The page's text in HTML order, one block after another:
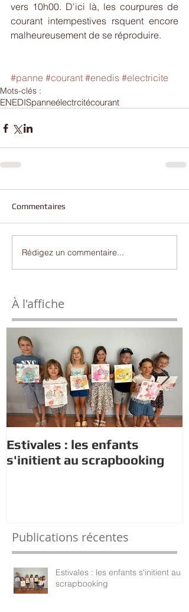
vers 10h00. D'ici là, les courpures de
courant intempestives rsquent encore
malheureusement de se réproduire.
#panne #courant #enedis #electricite
Mots-clés :
ENEDISpanneélectrcitécourant
Commentaires
Rédigez un commentaire...
À l'affiche
Estivales : les enfants
s'initient au scrapbooking
Publications récentes
Estivales : les enfants s'initient au
scrapbooking